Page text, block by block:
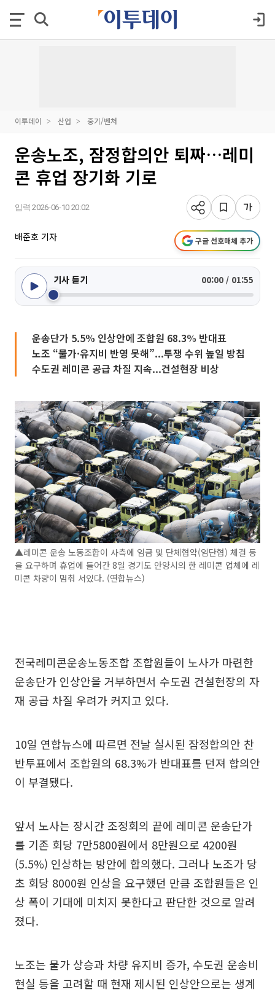
이투데이 산업 중기/벤처
운송노조, 잠정합의안 퇴짜…레미
콘 휴업 장기화 기로
입력 2026-06-10 20:02
배준호 기자 구글 선호매체 추가
기사 듣기 00:00 / 01:55
운송단가 5.5% 인상안에 조합원 68.3% 반대표
노조 “물가·유지비 반영 못해”...투쟁 수위 높일 방침
수도권 레미콘 공급 차질 지속...건설현장 비상
▲레미콘 운송 노동조합이 사측에 임금 및 단체협약(임단협) 체결 등
을 요구하며 휴업에 들어간 8일 경기도 안양시의 한 레미콘 업체에 레
미콘 차량이 멈춰 서있다. (연합뉴스)
전국레미콘운송노동조합 조합원들이 노사가 마련한
운송단가 인상안을 거부하면서 수도권 건설현장의 자
재 공급 차질 우려가 커지고 있다.
10일 연합뉴스에 따르면 전날 실시된 잠정합의안 찬
반투표에서 조합원의 68.3%가 반대표를 던져 합의안
이 부결됐다.
앞서 노사는 장시간 조정회의 끝에 레미콘 운송단가
를 기존 회당 7만5800원에서 8만원으로 4200원
(5.5%) 인상하는 방안에 합의했다. 그러나 노조가 당
초 회당 8000원 인상을 요구했던 만큼 조합원들은 인
상 폭이 기대에 미치지 못한다고 판단한 것으로 알려
졌다.
노조는 물가 상승과 차량 유지비 증가, 수도권 운송비
현실 등을 고려할 때 현재 제시된 인상안으로는 생계